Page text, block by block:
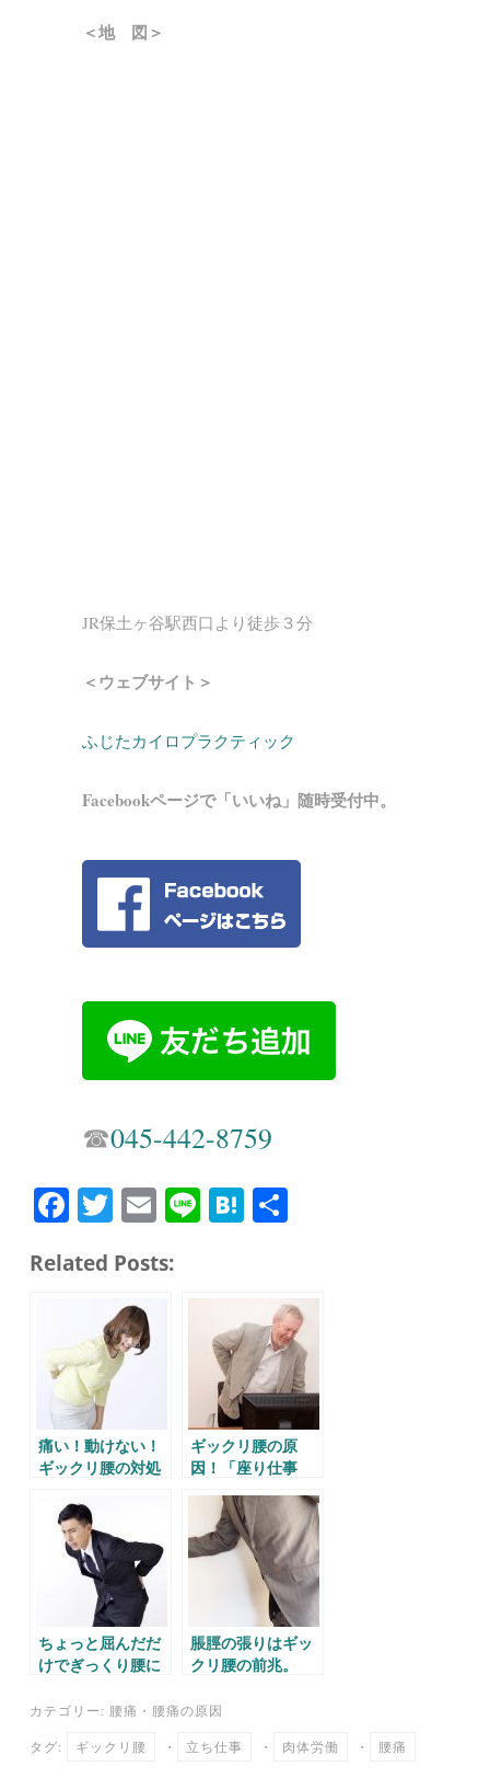
＜地 図＞
JR保土ヶ谷駅西口より徒歩３分
＜ウェブサイト＞
ふじたカイロプラクティック
Facebookページで「いいね」随時受付中。
☎︎045-442-8759
Fa
bo
T
tte
r
E
ail
Li H
a
Related Posts:
痛い！動けない！
ギックリ腰の対処
ギックリ腰の原
因！「座り仕事
ちょっと屈んだだ
けでぎっくり腰に
脹脛の張りはギッ
クリ腰の前兆。
カテゴリー: 腰痛 ・ 腰痛の原因
タグ: ギックリ腰 ・ 立ち仕事 ・ 肉体労働 ・ 腰痛